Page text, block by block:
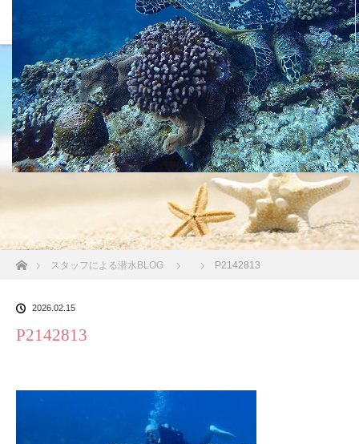
沖縄の海 BLOG
ホームスタッフによる潜水BLOG P2142813
2026.02.15
P2142813